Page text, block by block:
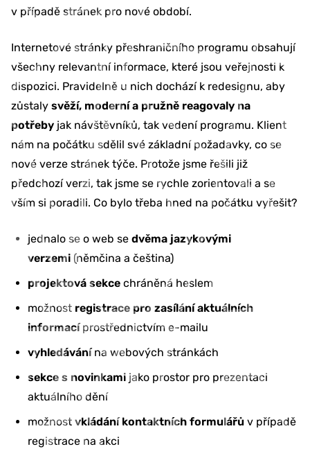
v případě stránek pro nové období.
Internetové stránky přeshraničního programu obsahují
všechny relevantní informace, které jsou veřejnosti k
dispozici. Pravidelně u nich dochází k redesignu, aby
zůstaly svěží, moderní a pružně reagovaly na
potřeby jak návštěvníků, tak vedení programu. Klient
nám na počátku sdělil své základní požadavky, co se
nové verze stránek týče. Protože jsme řešili již
předchozí verzi, tak jsme se rychle zorientovali a se
vším si poradili. Co bylo třeba hned na počátku vyřešit?
jednalo se o web se dvěma jazykovými
verzemi (němčina a čeština)
projektová sekce chráněná heslem
možnost registrace pro zasílání aktuálních
informacíprostřednictvím e-mailu
vyhledávánína webových stránkách
sekce s novinkami jako prostor pro prezentaci
aktuálního dění
možnost vkládání kontaktních formulářů v případě
registrace na akci